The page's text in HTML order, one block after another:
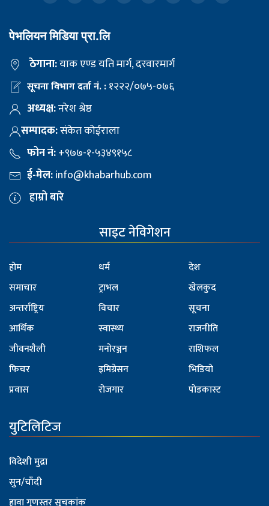
पेभलियन मिडिया प्रा.लि
ठेगाना:याक एण्ड यति मार्ग, दरवारमार्ग
सूचना विभाग दर्ता नं. :१२२२/०७५-०७६
अध्यक्ष:नरेश श्रेष्ठ
सम्पादक:संकेत कोईराला
फोन नं:+९७७-१-५३४९१५८
ई-मेल:info@khabarhub.com
हाम्रो बारे
साइट नेविगेशन
होम
समाचार
अन्तर्राष्ट्रिय
आर्थिक
जीवनशैली
फिचर
प्रवास
धर्म
ट्राभल
विचार
स्वास्थ्य
मनोरञ्जन
इमिग्रेसन
रोजगार
देश
खेलकुद
सूचना
राजनीति
राशिफल
भिडियो
पोडकास्ट
युटिलिटिज
विदेशी मुद्रा
सुन/चाँदी
हावा गुणस्तर सूचकांक